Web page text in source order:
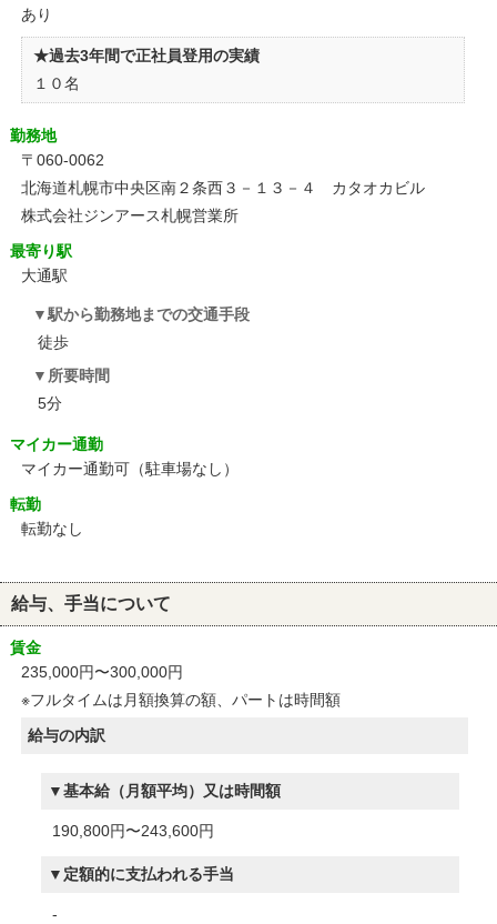
あり
★過去3年間で正社員登用の実績
１０名
勤務地
〒060-0062
北海道札幌市中央区南２条西３－１３－４ カタオカビル
株式会社ジンアース札幌営業所
最寄り駅
大通駅
駅から勤務地までの交通手段
徒歩
所要時間
5分
マイカー通勤
マイカー通勤可（駐車場なし）
転勤
転勤なし
給与、手当について
賃金
235,000円〜300,000円
※フルタイムは月額換算の額、パートは時間額
給与の内訳
基本給（月額平均）又は時間額
190,800円〜243,600円
定額的に支払われる手当
-